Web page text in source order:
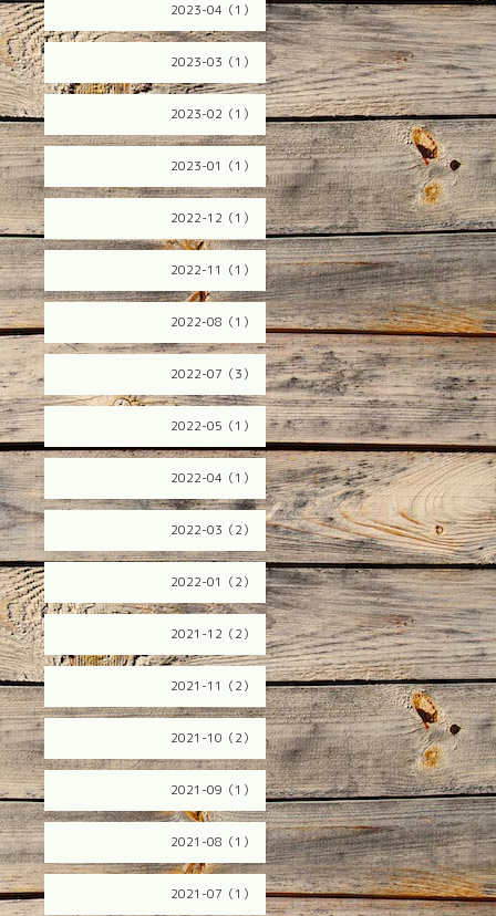
2023-04（1）
2023-03（1）
2023-02（1）
2023-01（1）
2022-12（1）
2022-11（1）
2022-08（1）
2022-07（3）
2022-05（1）
2022-04（1）
2022-03（2）
2022-01（2）
2021-12（2）
2021-11（2）
2021-10（2）
2021-09（1）
2021-08（1）
2021-07（1）